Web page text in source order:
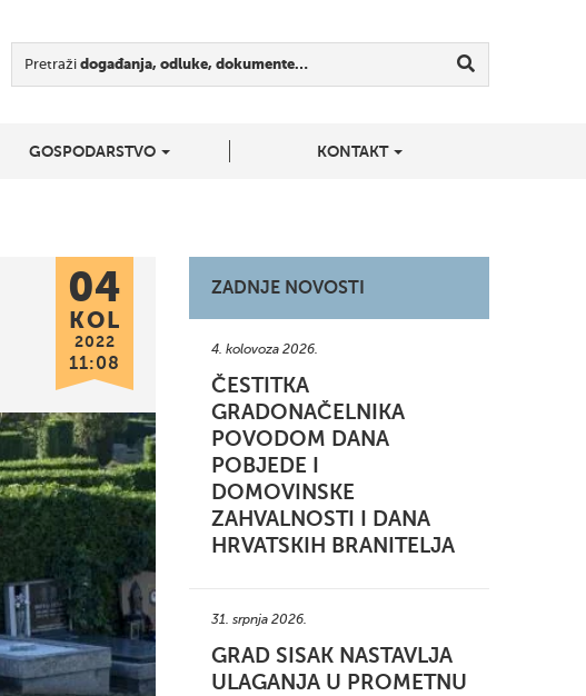
Pretraži događanja, odluke, dokumente…
GOSPODARSTVO KONTAKT
04
KOL
2022
11:08
ZADNJE NOVOSTI
4. kolovoza 2026.
ČESTITKA
GRADONAČELNIKA
POVODOM DANA
POBJEDE I
DOMOVINSKE
ZAHVALNOSTI I DANA
HRVATSKIH BRANITELJA
31. srpnja 2026.
GRAD SISAK NASTAVLJA
ULAGANJA U PROMETNU